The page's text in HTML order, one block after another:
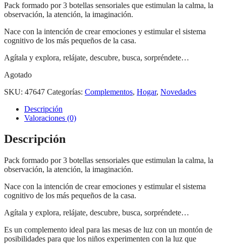
Pack formado por 3 botellas sensoriales que estimulan la calma, la
observación, la atención, la imaginación.
Nace con la intención de crear emociones y estimular el sistema
cognitivo de los más pequeños de la casa.
Agítala y explora, relájate, descubre, busca, sorpréndete…
Agotado
SKU: 47647 Categorías: Complementos, Hogar, Novedades
Descripción
Valoraciones (0)
Descripción
Pack formado por 3 botellas sensoriales que estimulan la calma, la
observación, la atención, la imaginación.
Nace con la intención de crear emociones y estimular el sistema
cognitivo de los más pequeños de la casa.
Agítala y explora, relájate, descubre, busca, sorpréndete…
Es un complemento ideal para las mesas de luz con un montón de
posibilidades para que los niños experimenten con la luz que